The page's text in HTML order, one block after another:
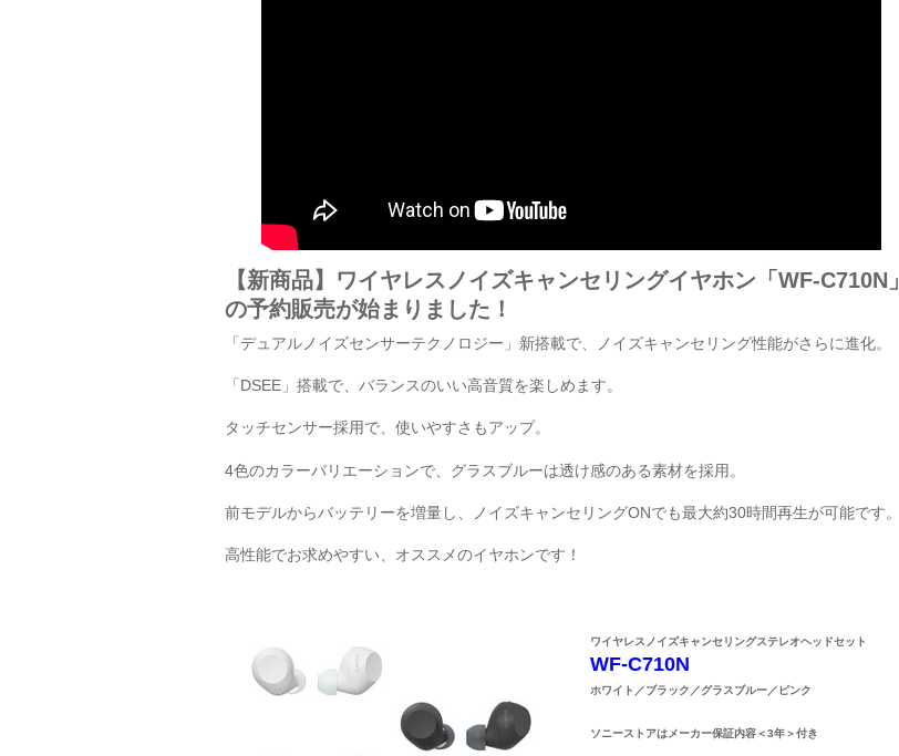
【新商品】ワイヤレスノイズキャンセリングイヤホン「WF-C710N」
の予約販売が始まりました！
「デュアルノイズセンサーテクノロジー」新搭載で、ノイズキャンセリング性能がさらに進化。
「DSEE」搭載で、バランスのいい高音質を楽しめます。
タッチセンサー採用で、使いやすさもアップ。
4色のカラーバリエーションで、グラスブルーは透け感のある素材を採用。
前モデルからバッテリーを増量し、ノイズキャンセリングONでも最大約30時間再生が可能です。
高性能でお求めやすい、オススメのイヤホンです！
ワイヤレスノイズキャンセリングステレオヘッドセット
WF-C710N
ホワイト／ブラック／グラスブルー／ピンク
ソニーストアはメーカー保証内容＜3年＞付き